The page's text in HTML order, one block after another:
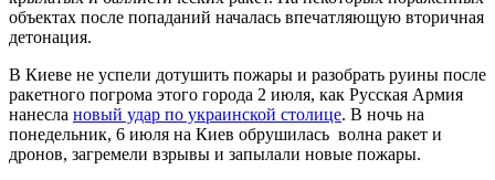
объектах после попаданий началась впечатляющую вторичная
детонация.
В Киеве не успели дотушить пожары и разобрать руины после
ракетного погрома этого города 2 июля, как Русская Армия
нанесла новый удар по украинской столице. В ночь на
понедельник, 6 июля на Киев обрушилась волна ракет и
дронов, загремели взрывы и запылали новые пожары.